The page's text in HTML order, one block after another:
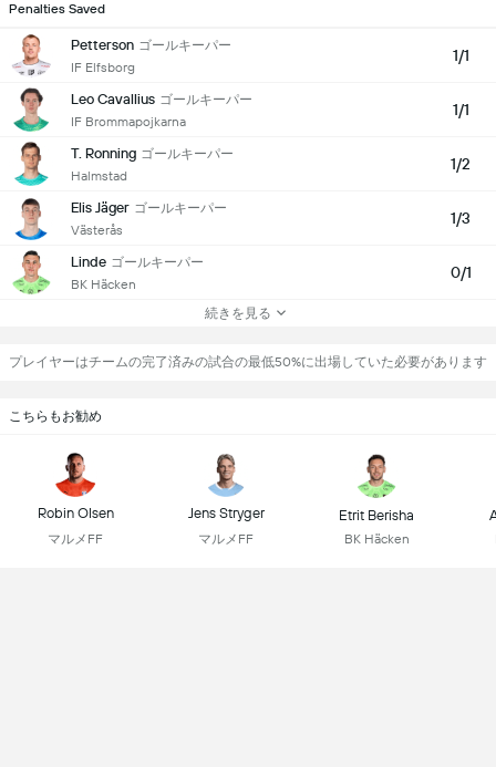
Penalties Saved
Petterson ゴールキーパー
IF Elfsborg
1/1
Leo Cavallius ゴールキーパー
IF Brommapojkarna
1/1
T. Ronning ゴールキーパー
Halmstad
1/2
Elis Jäger ゴールキーパー
Västerås
1/3
Linde ゴールキーパー
BK Häcken
0/1
続きを見る
プレイヤーはチームの完了済みの試合の最低50%に出場していた必要があります
こちらもお勧め
Robin Olsen
マルメFF
Jens Stryger
マルメFF
Etrit Berisha
BK Häcken